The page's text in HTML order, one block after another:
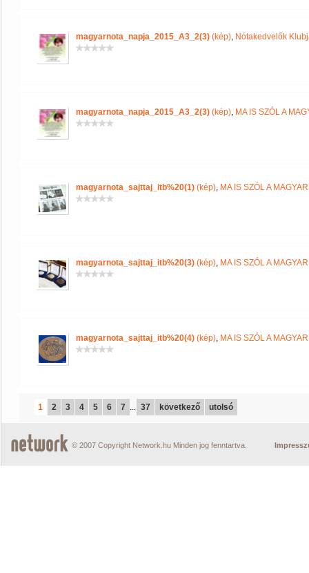
magyarnota_napja_2015_A3_2(3) (kép), Nótakedvelők
magyarnota_napja_2015_A3_2(3) (kép), MA IS SZÓL A
magyarnota_sajttaj_itb%20(1) (kép), MA IS SZÓL A
magyarnota_sajttaj_itb%20(3) (kép), MA IS SZÓL A
magyarnota_sajttaj_itb%20(4) (kép), MA IS SZÓL A
1 2 3 4 5 6 7 ... 37 következő utolsó
© 2007 Copyright Network.hu Minden jog fenntartva.